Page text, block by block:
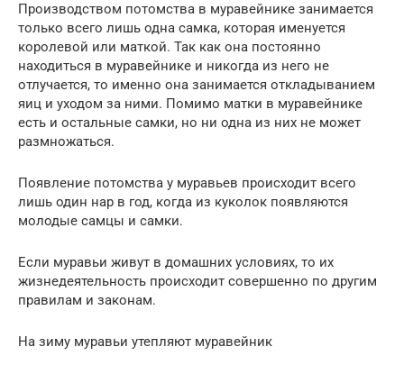
Производством потомства в муравейнике занимается
только всего лишь одна самка, которая именуется
королевой или маткой. Так как она постоянно
находиться в муравейнике и никогда из него не
отлучается, то именно она занимается откладыванием
яиц и уходом за ними. Помимо матки в муравейнике
есть и остальные самки, но ни одна из них не может
размножаться.
Появление потомства у муравьев происходит всего
лишь один нар в год, когда из куколок появляются
молодые самцы и самки.
Если муравьи живут в домашних условиях, то их
жизнедеятельность происходит совершенно по другим
правилам и законам.
На зиму муравьи утепляют муравейник